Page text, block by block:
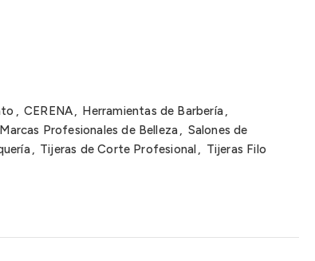
, CERENA, Herramientas de Barbería,
Marcas Profesionales de Belleza, Salones de
, Tijeras de Corte Profesional, Tijeras Filo